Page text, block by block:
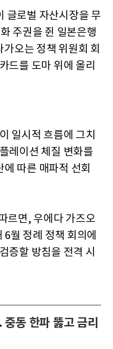
글로벌 자산시장을 무
주권을 쥔 일본은행
오는 정책 위원회 회
드를 도마 위에 올리
일시적 흐름에 그치
레이션 체질 변화를
따른 매파적 선회
르면, 우에다 가즈오
월 정례 정책 회의에
증할 방침을 전격 시
동 한파 뚫고 금리